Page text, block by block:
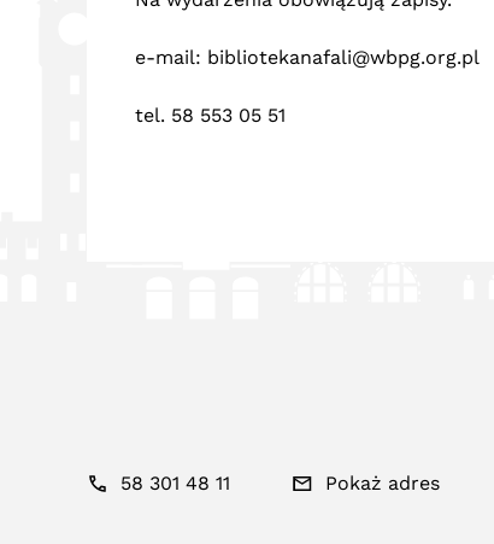
e-mail: bibliotekanafali@wbpg.org.pl
tel. 58 553 05 51
58 301 48 11 Pokaż adres